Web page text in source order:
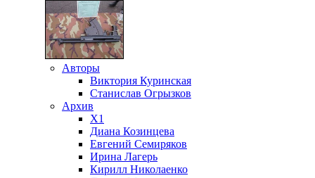
Авторы
Виктория Куринская
Станислав Огрызков
Архив
X1
Диана Козинцева
Евгений Семиряков
Ирина Лагерь
Кирилл Николаенко